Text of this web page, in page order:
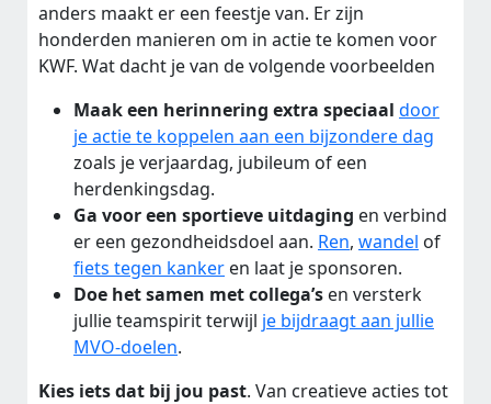
anders maakt er een feestje van. Er zijn
honderden manieren om in actie te komen voor
KWF. Wat dacht je van de volgende voorbeelden
Maak een herinnering extra speciaal door
je actie te koppelen aan een bijzondere dag
zoals je verjaardag, jubileum of een
herdenkingsdag.
Ga voor een sportieve uitdaging en verbind
er een gezondheidsdoel aan. Ren, wandel of
fiets tegen kanker en laat je sponsoren.
Doe het samen met collega’s en versterk
jullie teamspirit terwijl je bijdraagt aan jullie
MVO-doelen.
Kies iets dat bij jou past. Van creatieve acties tot